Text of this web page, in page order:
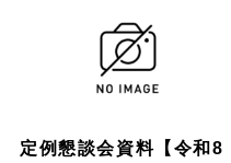
定例懇談会資料【令和8